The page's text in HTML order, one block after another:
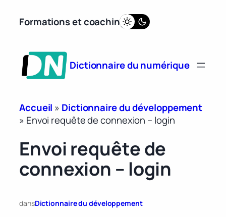
Formations et coaching
Dictionnaire du numérique
Accueil » Dictionnaire du développement
» Envoi requête de connexion – login
Envoi requête de
connexion – login
dansDictionnaire du développement